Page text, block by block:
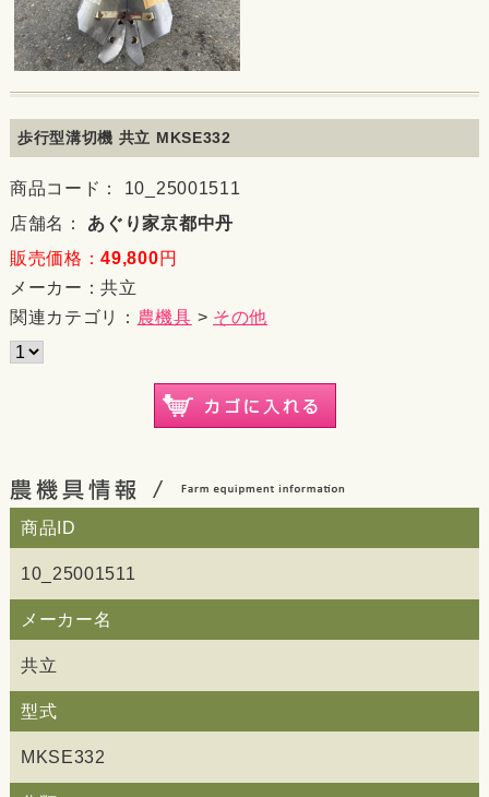
歩行型溝切機 共立 MKSE332
商品コード： 10_25001511
店舗名： あぐり家京都中丹
販売価格：49,800円
メーカー：共立
関連カテゴリ： 農機具 > その他
商品ID
10_25001511
メーカー名
共立
型式
MKSE332